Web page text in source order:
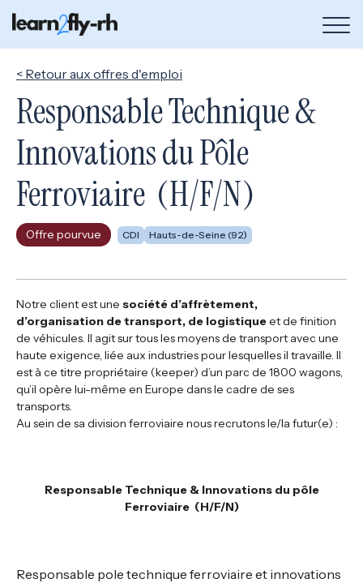
de
< Retour aux offres d'emploi
Responsable Technique &
Innovations du Pôle
Ferroviaire (H/F/N)
Offre pourvue CDI Hauts-de-Seine (92)
Notre client est une société d’affrètement,
d’organisation de transport, de logistiqueet de finition
de véhicules. Il agit sur tous les moyens de transport avec une
haute exigence, liée aux industries pour lesquelles il travaille. Il
est à ce titre propriétaire (keeper) d’un parc de 1800 wagons,
qu’il opère lui-même en Europe dans le cadre de ses
transports.
Au sein de sa division ferroviaire nous recrutons le/la futur(e) :
Responsable Technique & Innovations du pôle
Ferroviaire (H/F/N)
Responsable pole technique ferroviaire et innovations